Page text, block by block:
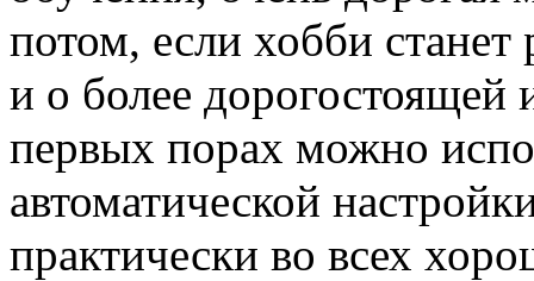
потом, если хобби
и о более
первых порах можно
автоматической
практически во всех